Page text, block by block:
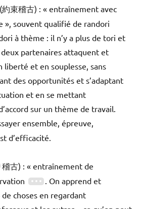
(約束稽古) : « entraînement avec
», souvent qualifié de randori
à thème : il n’y a plus de tori et
deux partenaires attaquent et
et en souplesse, sans
des opportunités et s’adaptant
et en se mettant
sur un thème de travail.
ensemble, épreuve,
d’efficacité.
稽古) : « entraînement de
. On apprend et
choses en regardant